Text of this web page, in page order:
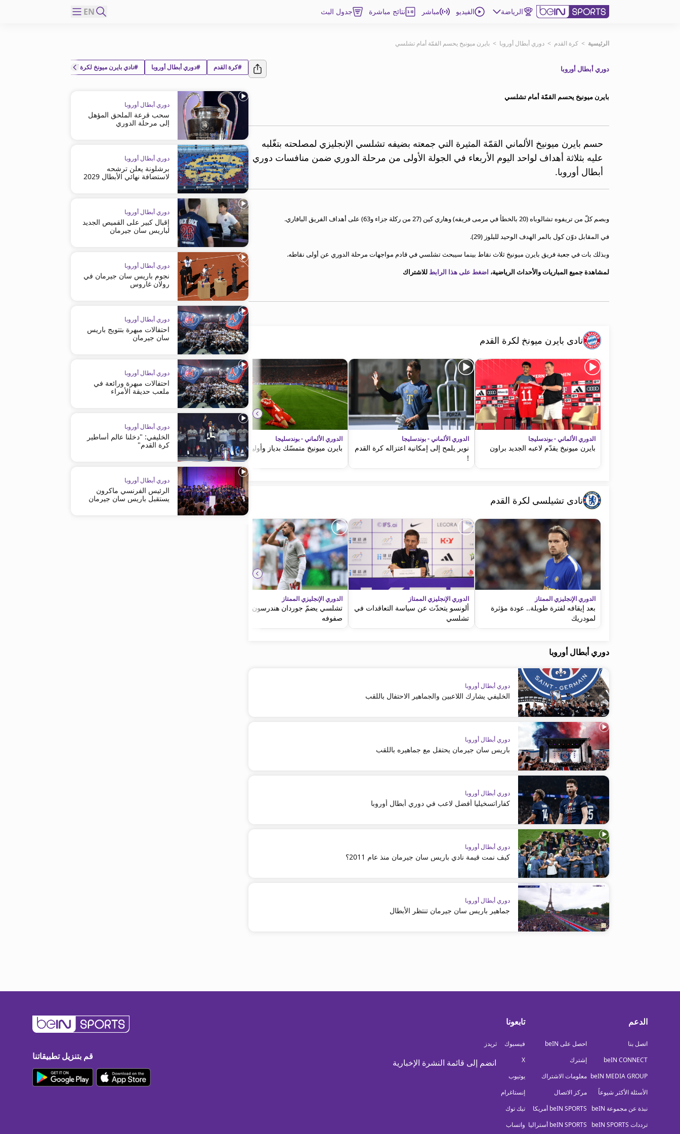
الرياضة الفيديو مباشر نتائج مباشرة جدول البث EN
اشترك
MENA
إدارة التنبيهات
انضم إلى قائمة النشرة الإخبارية
beIN CONNECT
beIN MEDIA GROUP
معلومات عن هذا الموقع
الرئيسية > كرة القدم > دوري أبطال أوروبا > بايرن ميونيخ يحسم القمّة أمام تشلسي
دوري أبطال أوروبا
بايرن ميونيخ يحسم القمّة أمام تشلسي
حسم بايرن ميونيخ الألماني القمّة المثيرة التي جمعته بضيفه تشلسي الإنجليزي لمصلحته بتغّلبه
عليه بثلاثة أهداف لواحد اليوم الأربعاء في الجولة الأولى من مرحلة الدوري ضمن منافسات دوري
أبطال أوروبا.
وبصم كلّ من تريفوه تشالوباه (20 بالخطأ في مرمى فريقه) وهاري كين (27 من ركلة جزاء و63) على أهداف الفريق البافاري.
في المقابل دوّن كول بالمر الهدف الوحيد للبلوز (29).
وبذلك بات في جعبة فريق بايرن ميونيخ ثلاث نقاط بينما سيبحث تشلسي في قادم مواجهات مرحلة الدوري عن أولى نقاطه.
لمشاهدة جميع المباريات والأحداث الرياضية، اضغط على هذا الرابط للاشتراك
نادي بايرن ميونخ لكرة القدم
الدوري الألماني - بوندسليجا
بايرن ميونيخ يقدّم لاعبه الجديد براون
الدوري الألماني - بوندسليجا
نوير يلمح إلى إمكانية اعتزاله كرة القدم
!
الدوري الألماني - بوندسليجا
بايرن ميونيخ متمسّك بدياز وأوليزيه
الدوري الألماني - بوندسليجا
بايرن ميونيخ: موسيالا يخضع لجراحة
بسيطة
الدوري الألماني - بوندسليجا
نادي تشيلسي لكرة القدم
الدوري الإنجليزي الممتاز
بعد إيقافه لفترة طويلة.. عودة مؤثرة
لمودريك
الدوري الإنجليزي الممتاز
ألونسو يتحدّث عن سياسة التعاقدات في
تشلسي
الدوري الإنجليزي الممتاز
تشلسي يضمّ جوردان هندرسون إلى
صفوفه
دوري أبطال أوروبا
دوري أبطال أوروبا
الخليفي يشارك اللاعبين والجماهير الاحتفال باللقب
دوري أبطال أوروبا
باريس سان جيرمان يحتفل مع جماهيره باللقب
دوري أبطال أوروبا
كفاراتسخيليا أفضل لاعب في دوري أبطال أوروبا
دوري أبطال أوروبا
كيف نمت قيمة نادي باريس سان جيرمان منذ عام 2011؟
دوري أبطال أوروبا
جماهير باريس سان جيرمان تنتظر الأبطال
#كرة القدم #دوري أبطال أوروبا #نادي بايرن ميونخ لكرة القدم
دوري أبطال أوروبا
سحب قرعة الملحق المؤهل
إلى مرحلة الدوري
دوري أبطال أوروبا
برشلونة يعلن ترشحه
لاستضافة نهائي الأبطال 2029
دوري أبطال أوروبا
إقبال كبير على القميص الجديد
لباريس سان جيرمان
دوري أبطال أوروبا
نجوم باريس سان جيرمان في
رولان غاروس
دوري أبطال أوروبا
احتفالات مبهرة بتتويج باريس
سان جيرمان
دوري أبطال أوروبا
احتفالات مبهرة ورائعة في
ملعب حديقة الأمراء
دوري أبطال أوروبا
الخليفي: "دخلنا عالم أساطير
كرة القدم"
دوري أبطال أوروبا
الرئيس الفرنسي ماكرون
يستقبل باريس سان جيرمان
الدعم
اتصل بنا
beIN CONNECT
beIN MEDIA GROUP
الأسئلة الأكثر شيوعاً
نبذة عن مجموعة beIN
ترددات beIN SPORTS
احصل على beIN
إشترك
معلومات الاشتراك
مركز الاتصال
beIN SPORTS أمريكا
beIN SPORTS أستراليا
تابعونا
فيسبوك
X
يوتيوب
إنستاغرام
تيك توك
واتساب
ثريدز
انضم إلى قائمة النشرة الإخبارية
قم بتنزيل تطبيقاتنا